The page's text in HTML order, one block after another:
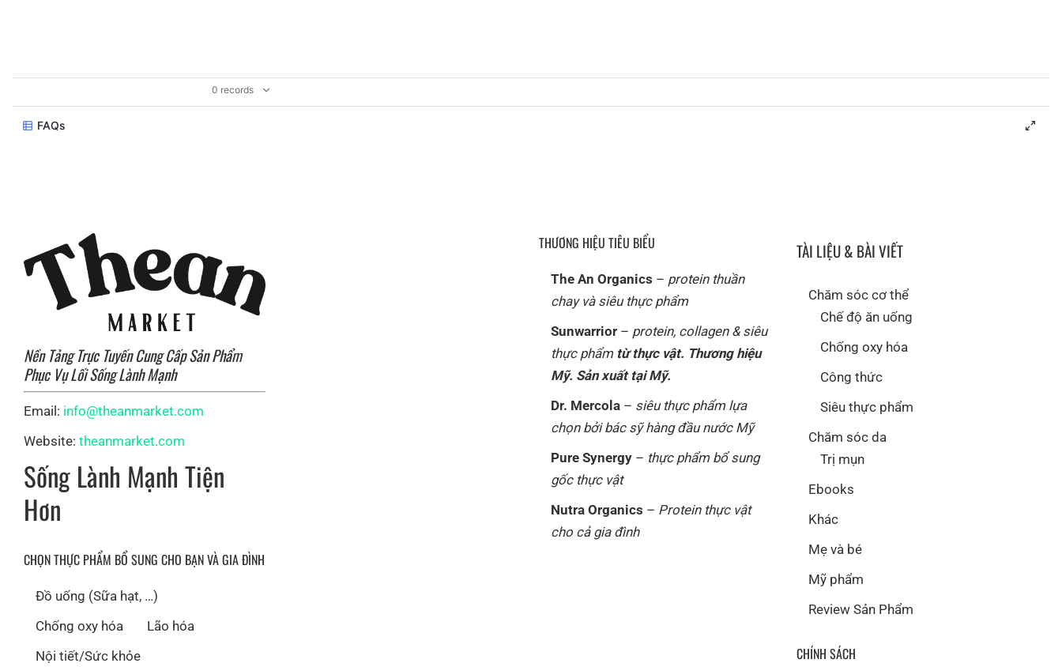
Nền Tảng Trực Tuyến Cung Cấp Sản Phẩm
Phục Vụ Lối Sống Lành Mạnh
Email: info@theanmarket.com
Website: theanmarket.com
Sống Lành Mạnh Tiện
Hơn
CHỌN THỰC PHẨM BỔ SUNG CHO BẠN VÀ GIA ĐÌNH
Đồ uống (Sữa hạt, …)
Chống oxy hóa
Lão hóa
Nội tiết/Sức khỏe
THƯƠNG HIỆU TIÊU BIỂU
The An Organics – protein thuần
chay và siêu thực phẩm
Sunwarrior – protein, collagen & siêu
thực phẩm từ thực vật. Thương hiệu
Mỹ. Sản xuất tại Mỹ.
Dr. Mercola – siêu thực phẩm lựa
chọn bởi bác sỹ hàng đầu nước Mỹ
Pure Synergy – thực phẩm bổ sung
gốc thực vật
Nutra Organics – Protein thực vật
cho cả gia đình
TÀI LIỆU & BÀI VIẾT
Chăm sóc cơ thể
Chế độ ăn uống
Chống oxy hóa
Công thức
Siêu thực phẩm
Chăm sóc da
Trị mụn
Ebooks
Khác
Mẹ và bé
Mỹ phẩm
Review Sản Phẩm
CHÍNH SÁCH